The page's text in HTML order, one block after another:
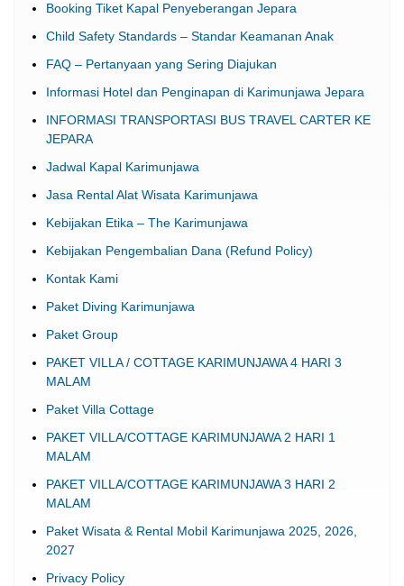
Booking Tiket Kapal Penyeberangan Jepara
Child Safety Standards – Standar Keamanan Anak
FAQ – Pertanyaan yang Sering Diajukan
Informasi Hotel dan Penginapan di Karimunjawa Jepara
INFORMASI TRANSPORTASI BUS TRAVEL CARTER KE
JEPARA
Jadwal Kapal Karimunjawa
Jasa Rental Alat Wisata Karimunjawa
Kebijakan Etika – The Karimunjawa
Kebijakan Pengembalian Dana (Refund Policy)
Kontak Kami
Paket Diving Karimunjawa
Paket Group
PAKET VILLA / COTTAGE KARIMUNJAWA 4 HARI 3
MALAM
Paket Villa Cottage
PAKET VILLA/COTTAGE KARIMUNJAWA 2 HARI 1
MALAM
PAKET VILLA/COTTAGE KARIMUNJAWA 3 HARI 2
MALAM
Paket Wisata & Rental Mobil Karimunjawa 2025, 2026,
2027
Privacy Policy